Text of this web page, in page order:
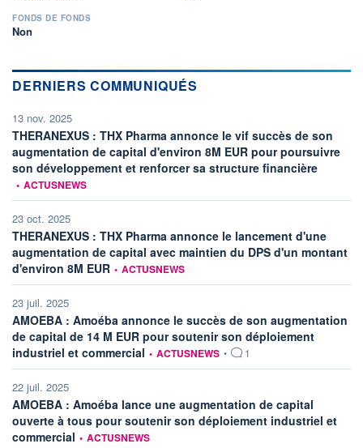
FONDS DE FONDS
Non
DERNIERS COMMUNIQUÉS
13 nov. 2025
THERANEXUS : THX Pharma annonce le vif succès de son
augmentation de capital d'environ 8M EUR pour poursuivre
son développement et renforcer sa structure financière
• ACTUSNEWS
23 oct. 2025
THERANEXUS : THX Pharma annonce le lancement d'une
augmentation de capital avec maintien du DPS d'un montant
d'environ 8M EURinformation fournie par
• ACTUSNEWS
23 juil. 2025
AMOEBA : Amoéba annonce le succès de son augmentation
de capital de 14 M EUR pour soutenir son déploiement
industriel et commercial information fournie par
• ACTUSNEWS • 1
22 juil. 2025
AMOEBA : Amoéba lance une augmentation de capital
ouverte à tous pour soutenir son déploiement industriel et
commercial information fournie par
• ACTUSNEWS